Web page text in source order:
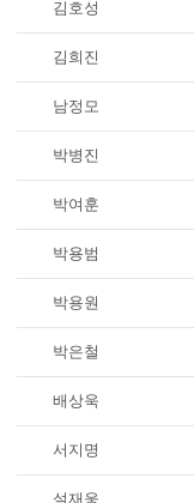
김호성
김희진
남정모
박병진
박여훈
박용범
박용원
박은철
배상욱
서지명
설재웅